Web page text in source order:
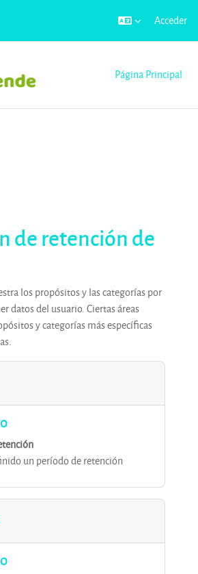
Acceder
Página Principal
de retención de
los propósitos y las categorías por
datos del usuario. Ciertas áreas
y categorías más específicas
un período de retención